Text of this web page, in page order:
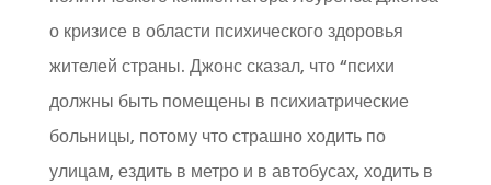
о кризисе в области психического здоровья
жителей страны. Джонс сказал, что “психи
должны быть помещены в психиатрические
больницы, потому что страшно ходить по
улицам, ездить в метро и в автобусах, ходить в